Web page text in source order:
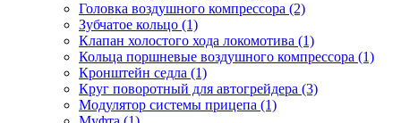
Головка воздушного компрессора (2)
Зубчатое кольцо (1)
Клапан холостого хода локомотива (1)
Кольца поршневые воздушного компрессора (1)
Кронштейн седла (1)
Круг поворотный для автогрейдера (3)
Модулятор системы прицепа (1)